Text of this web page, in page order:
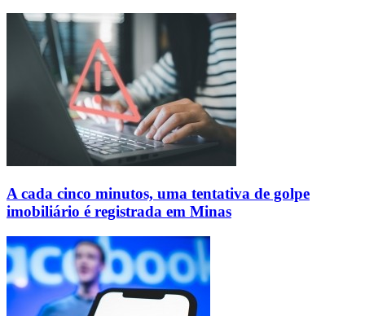
A cada cinco minutos, uma tentativa de golpe
imobiliário é registrada em Minas